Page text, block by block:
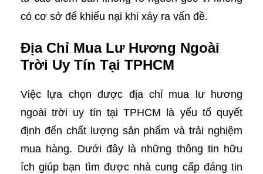
có cơ sở để khiếu nại khi xảy ra vấn đề.
Địa Chỉ Mua Lư Hương Ngoài
Trời Uy Tín Tại TPHCM
Việc lựa chọn được địa chỉ mua lư hương
ngoài trời uy tín tại TPHCM là yếu tố quyết
định đến chất lượng sản phẩm và trải nghiệm
mua hàng. Dưới đây là những thông tin hữu
ích giúp bạn tìm được nhà cung cấp đáng tin